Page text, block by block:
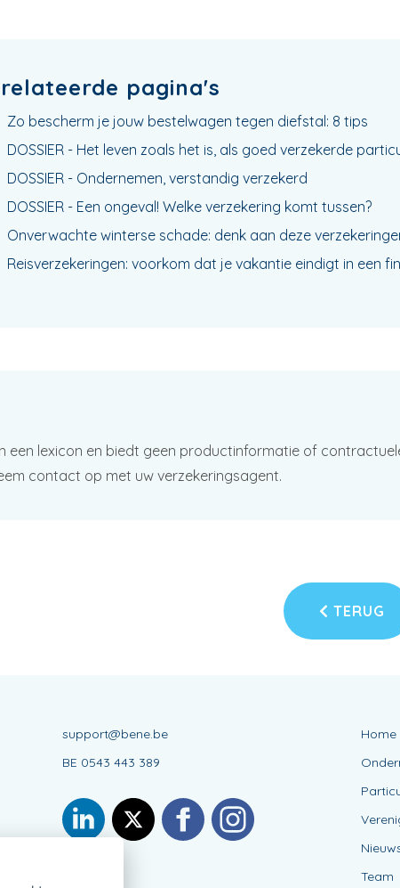
pagina's
Zo bescherm je jouw bestelwagen tegen diefstal: 8 tips
DOSSIER - Het leven zoals het is, als goed verzekerde
DOSSIER - Ondernemen, verstandig verzekerd
DOSSIER - Een ongeval! Welke verzekering komt tussen?
Onverwachte winterse schade: denk aan deze
Reisverzekeringen: voorkom dat je vakantie eindigt in een
een lexicon en biedt geen productinformatie of
contact op met uw verzekeringsagent.
TERUG
support@bene.be
BE 0543 443 389
Home
Team